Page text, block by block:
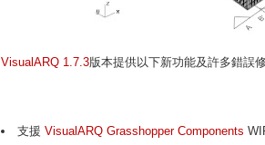
VisualARQ 1.7.3版本提供以下新功能及許多錯誤修
支援 VisualARQ Grasshopper Components